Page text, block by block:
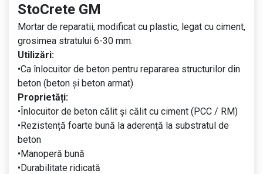
StoCrete GM
Mortar de reparatii, modificat cu plastic, legat cu ciment,
grosimea stratului 6-30 mm.
Utilizări:
•Ca înlocuitor de beton pentru repararea structurilor din
beton (beton și beton armat)
Proprietăți:
•Înlocuitor de beton călit și călit cu ciment (PCC / RM)
•Rezistență foarte bună la aderență la substratul de
beton
•Manoperă bună
•Durabilitate ridicată